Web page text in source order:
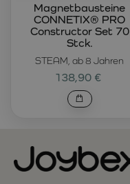
STEAM, ab 8 Jahren
Magnetbausteine
CONNETIX® PRO
Constructor Set 70
Stck.
138,90 €